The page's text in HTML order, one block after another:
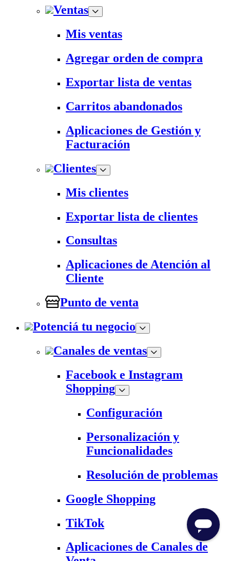
Ventas
Mis ventas
Agregar orden de compra
Exportar lista de ventas
Carritos abandonados
Aplicaciones de Gestión y
Facturación
Clientes
Mis clientes
Exportar lista de clientes
Consultas
Aplicaciones de Atención al
Cliente
Punto de venta
Potenciá tu negocio
Canales de ventas
Facebook e Instagram
Shopping
Configuración
Personalización y
Funcionalidades
Resolución de problemas
Google Shopping
TikTok
Aplicaciones de Canales de